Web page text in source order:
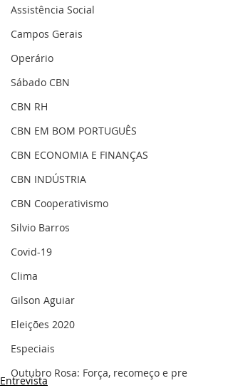
Assistência Social
Campos Gerais
Operário
Sábado CBN
CBN RH
CBN EM BOM PORTUGUÊS
CBN ECONOMIA E FINANÇAS
CBN INDÚSTRIA
CBN Cooperativismo
Silvio Barros
Covid-19
Clima
Gilson Aguiar
Eleições 2020
Especiais
Outubro Rosa: Força, recomeço e pre
Entrevista